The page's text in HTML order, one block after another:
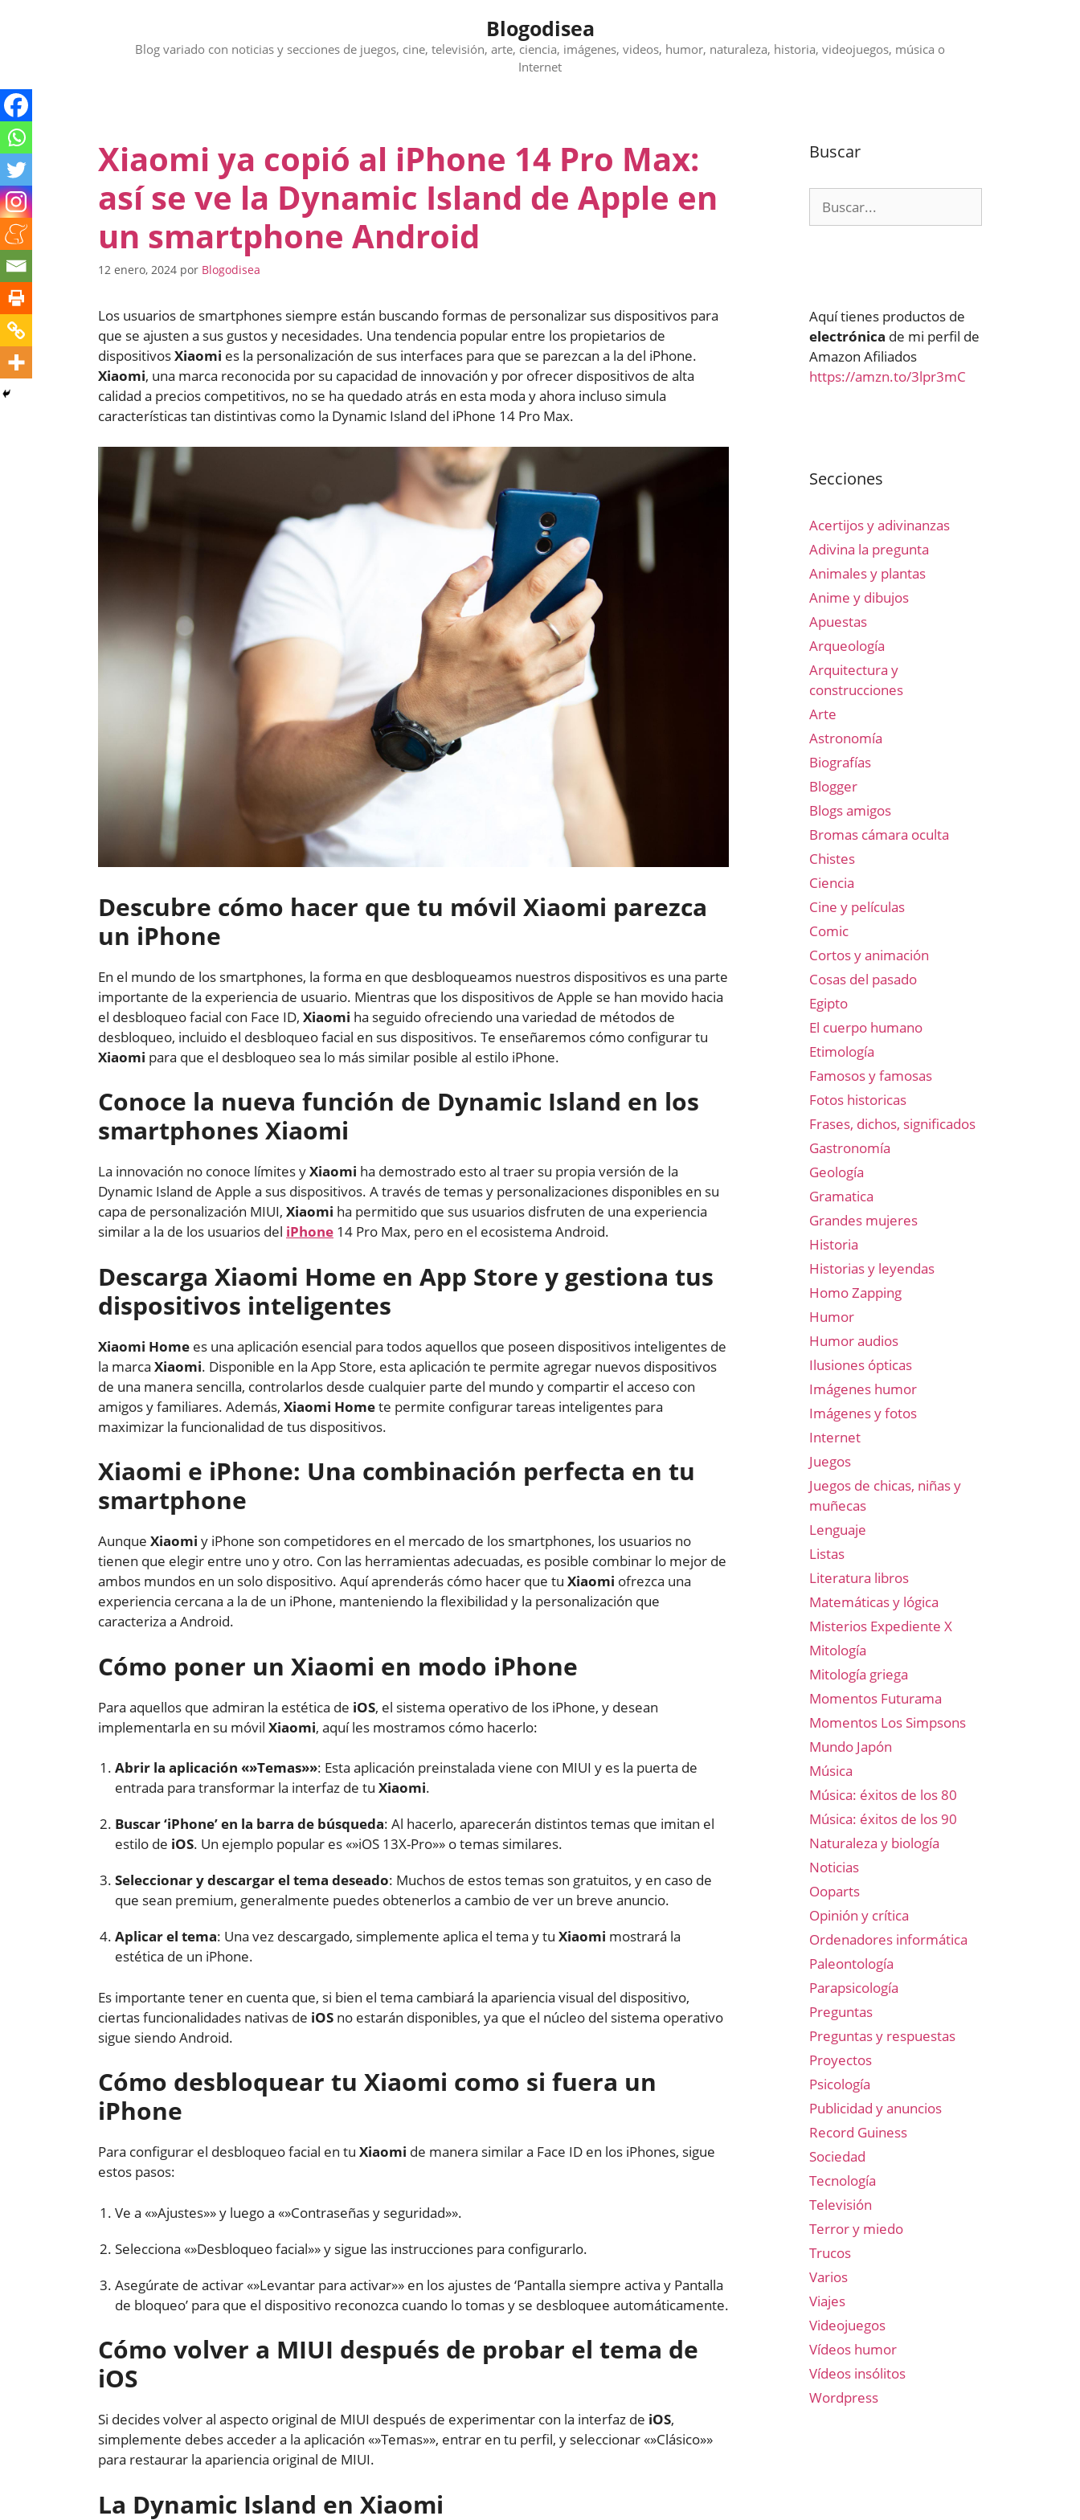
Blogodisea
Blog variado con noticias y secciones de juegos, cine, televisión, arte, ciencia, imágenes, videos, humor, naturaleza, historia, videojuegos, música o
Internet
Xiaomi ya copió al iPhone 14 Pro Max:
así se ve la Dynamic Island de Apple en
un smartphone Android
12 enero, 2024 por Blogodisea
Los usuarios de smartphones siempre están buscando formas de personalizar sus dispositivos para
que se ajusten a sus gustos y necesidades. Una tendencia popular entre los propietarios de
dispositivosXiaomi es la personalización de sus interfaces para que se parezcan a la del iPhone.
Xiaomi, una marca reconocida por su capacidad de innovación y por ofrecer dispositivos de alta
calidad a precios competitivos, no se ha quedado atrás en esta moda y ahora incluso simula
características tan distintivas como la Dynamic Island del iPhone 14 Pro Max.
Descubre cómo hacer que tu móvil Xiaomi parezca
un iPhone
En el mundo de los smartphones, la forma en que desbloqueamos nuestros dispositivos es una parte
importante de la experiencia de usuario. Mientras que los dispositivos de Apple se han movido hacia
el desbloqueo facial con Face ID, Xiaomi ha seguido ofreciendo una variedad de métodos de
desbloqueo, incluido el desbloqueo facial en sus dispositivos. Te enseñaremos cómo configurar tu
Xiaomi para que el desbloqueo sea lo más similar posible al estilo iPhone.
Conoce la nueva función de Dynamic Island en los
smartphones Xiaomi
La innovación no conoce límites yXiaomi ha demostrado esto al traer su propia versión de la
Dynamic Island de Apple a sus dispositivos. A través de temas y personalizaciones disponibles en su
capa de personalización MIUI, Xiaomi ha permitido que sus usuarios disfruten de una experiencia
similar a la de los usuarios del iPhone 14 Pro Max, pero en el ecosistema Android.
Descarga Xiaomi Home en App Store y gestiona tus
dispositivos inteligentes
Xiaomi Home es una aplicación esencial para todos aquellos que poseen dispositivos inteligentes de
la marca Xiaomi. Disponible en la App Store, esta aplicación te permite agregar nuevos dispositivos
de una manera sencilla, controlarlos desde cualquier parte del mundo y compartir el acceso con
amigos y familiares. Además, Xiaomi Homete permite configurar tareas inteligentes para
maximizar la funcionalidad de tus dispositivos.
Xiaomi e iPhone: Una combinación perfecta en tu
smartphone
Aunque Xiaomi y iPhone son competidores en el mercado de los smartphones, los usuarios no
tienen que elegir entre uno y otro. Con las herramientas adecuadas, es posible combinar lo mejor de
ambos mundos en un solo dispositivo. Aquí aprenderás cómo hacer que tu Xiaomi ofrezca una
experiencia cercana a la de un iPhone, manteniendo la flexibilidad y la personalización que
caracteriza a Android.
Cómo poner un Xiaomi en modo iPhone
Para aquellos que admiran la estética de iOS, el sistema operativo de los iPhone, y desean
implementarla en su móvil Xiaomi, aquí les mostramos cómo hacerlo:
Abrir la aplicación «»Temas»»: Esta aplicación preinstalada viene con MIUI y es la puerta de
entrada para transformar la interfaz de tu Xiaomi.
Buscar ‘iPhone’ en la barra de búsqueda: Al hacerlo, aparecerán distintos temas que imitan el
estilo de iOS. Un ejemplo popular es «»iOS 13X-Pro»» o temas similares.
Seleccionar y descargar el tema deseado: Muchos de estos temas son gratuitos, y en caso de
que sean premium, generalmente puedes obtenerlos a cambio de ver un breve anuncio.
Aplicar el tema: Una vez descargado, simplemente aplica el tema y tu Xiaomi mostrará la
estética de un iPhone.
Es importante tener en cuenta que, si bien el tema cambiará la apariencia visual del dispositivo,
ciertas funcionalidades nativas de iOS no estarán disponibles, ya que el núcleo del sistema operativo
sigue siendo Android.
Cómo desbloquear tu Xiaomi como si fuera un
iPhone
Para configurar el desbloqueo facial en tu Xiaomi de manera similar a Face ID en los iPhones, sigue
estos pasos:
Ve a «»Ajustes»» y luego a «»Contraseñas y seguridad»».
Selecciona «»Desbloqueo facial»» y sigue las instrucciones para configurarlo.
Asegúrate de activar «»Levantar para activar»» en los ajustes de ‘Pantalla siempre activa y Pantalla
de bloqueo’ para que el dispositivo reconozca cuando lo tomas y se desbloquee automáticamente.
Cómo volver a MIUI después de probar el tema de
iOS
Si decides volver al aspecto original de MIUI después de experimentar con la interfaz de iOS,
simplemente debes acceder a la aplicación «»Temas»», entrar en tu perfil, y seleccionar «»Clásico»»
para restaurar la apariencia original de MIUI.
La Dynamic Island en Xiaomi
Buscar
Aquí tienes productos de
electrónica de mi perfil de
Amazon Afiliados
https://amzn.to/3lpr3mC
Secciones
Acertijos y adivinanzas
Adivina la pregunta
Animales y plantas
Anime y dibujos
Apuestas
Arqueología
Arquitectura y
construcciones
Arte
Astronomía
Biografías
Blogger
Blogs amigos
Bromas cámara oculta
Chistes
Ciencia
Cine y películas
Comic
Cortos y animación
Cosas del pasado
Egipto
El cuerpo humano
Etimología
Famosos y famosas
Fotos historicas
Frases, dichos, significados
Gastronomía
Geología
Gramatica
Grandes mujeres
Historia
Historias y leyendas
Homo Zapping
Humor
Humor audios
Ilusiones ópticas
Imágenes humor
Imágenes y fotos
Internet
Juegos
Juegos de chicas, niñas y
muñecas
Lenguaje
Listas
Literatura libros
Matemáticas y lógica
Misterios Expediente X
Mitología
Mitología griega
Momentos Futurama
Momentos Los Simpsons
Mundo Japón
Música
Música: éxitos de los 80
Música: éxitos de los 90
Naturaleza y biología
Noticias
Ooparts
Opinión y crítica
Ordenadores informática
Paleontología
Parapsicología
Preguntas
Preguntas y respuestas
Proyectos
Psicología
Publicidad y anuncios
Record Guiness
Sociedad
Tecnología
Televisión
Terror y miedo
Trucos
Varios
Viajes
Videojuegos
Vídeos humor
Vídeos insólitos
Wordpress